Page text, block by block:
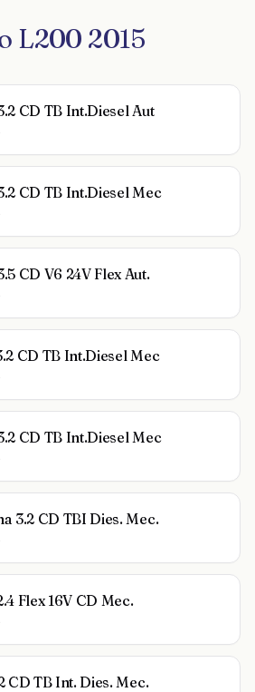
L200 2015
CD TB Int.Diesel Aut
CD TB Int.Diesel Mec
CD V6 24V Flex Aut.
CD TB Int.Diesel Mec
CD TB Int.Diesel Mec
3.2 CD TBI Dies. Mec.
Flex 16V CD Mec.
CD TB Int. Dies. Mec.